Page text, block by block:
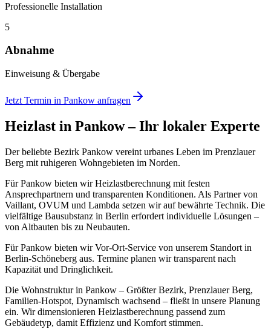
Professionelle Installation
5
Abnahme
Einweisung & Übergabe
Jetzt Termin in Pankow anfragen
Heizlast in Pankow– Ihr lokaler Experte
Der beliebte Bezirk Pankow vereint urbanes Leben im Prenzlauer
Berg mit ruhigeren Wohngebieten im Norden.
Für Pankow bieten wir Heizlastberechnung mit festen
Ansprechpartnern und transparenten Konditionen. Als Partner von
Vaillant, OVUM und Lambda setzen wir auf bewährte Technik. Die
vielfältige Bausubstanz in Berlin erfordert individuelle Lösungen –
von Altbauten bis zu Neubauten.
Für Pankow bieten wir Vor-Ort-Service von unserem Standort in
Berlin-Schöneberg aus. Termine planen wir transparent nach
Kapazität und Dringlichkeit.
Die Wohnstruktur in Pankow – Größter Bezirk, Prenzlauer Berg,
Familien-Hotspot, Dynamisch wachsend – fließt in unsere Planung
ein. Wir dimensionieren Heizlastberechnung passend zum
Gebäudetyp, damit Effizienz und Komfort stimmen.